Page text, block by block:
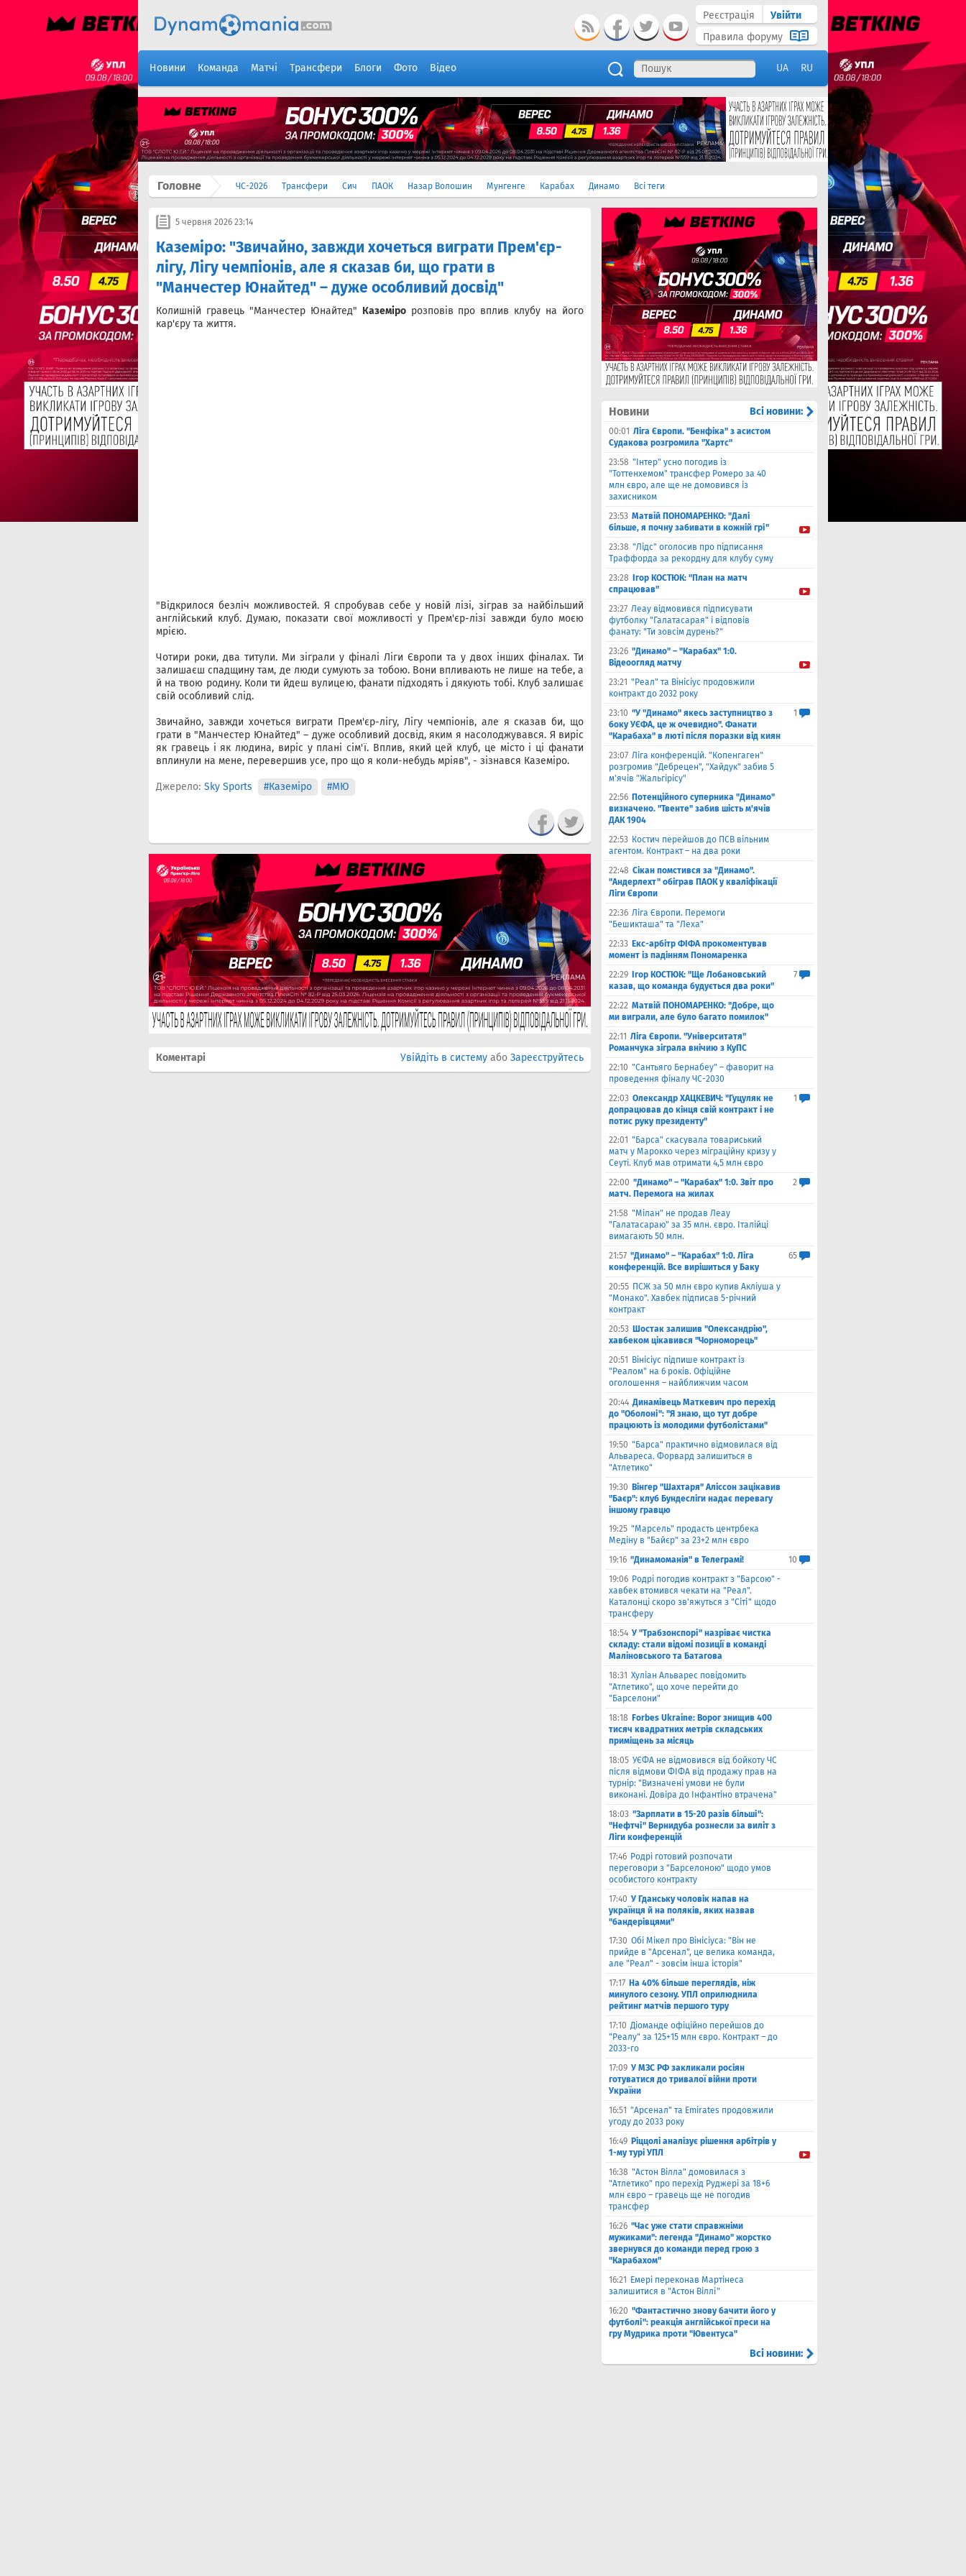
Реєстрація
Увійти
Правила форуму
Новини Команда Матчі Трансфери Блоги Фото Відео UA RU
Головне ЧС-2026 Трансфери Сич ПАОК Назар Волошин Мунгенге Карабах Динамо Всі теги
5 червня 2026 23:14
Каземіро: "Звичайно, завжди хочеться виграти Прем'єр-
лігу, Лігу чемпіонів, але я сказав би, що грати в
"Манчестер Юнайтед" – дуже особливий досвід"
Колишній гравець "Манчестер Юнайтед" Каземіророзповів про вплив клубу на його
кар'єру та життя.
"Відкрилося безліч можливостей. Я спробував себе у новій лізі, зіграв за найбільший
англійський клуб. Думаю, показати свої можливості у Прем'єр-лізі завжди було моєю
мрією.
Чотири роки, два титули. Ми зіграли у фіналі Ліги Європи та у двох інших фіналах. Ти
залишаєш спадщину там, де люди сумують за тобою. Вони впливають не лише на тебе, а
й на твою родину. Коли ти йдеш вулицею, фанати підходять і дякують тобі. Клуб залишає
свій особливий слід.
Звичайно, завжди хочеться виграти Прем'єр-лігу, Лігу чемпіонів, але я сказав би, що
грати в "Манчестер Юнайтед" – дуже особливий досвід, яким я насолоджувався. Я виріс
як гравець і як людина, виріс у плані сім'ї. Вплив, який цей клуб, це місто і ці фанати
вплинули на мене, перевершив усе, про що я коли-небудь мріяв", - зізнався Каземіро.
Джерело: Sky Sports #Каземіро #МЮ
Коментарі Увійдіть в систему або Зареєструйтесь
Новини Всі новини:
00:01 Ліга Європи. "Бенфіка" з асистом
Судакова розгромила "Хартс"
23:58 "Інтер" усно погодив із
"Тоттенхемом" трансфер Ромеро за 40
млн євро, але ще не домовився із
захисником
23:53 Матвiй ПОНОМАРЕНКО: "Далі
більше, я почну забивати в кожній грі"
23:38 "Лідс" оголосив про підписання
Траффорда за рекордну для клубу суму
23:28
Ігор КОСТЮК: "План на матч
спрацював"
23:27 Леау відмовився підписувати
футболку "Галатасарая" і відповів
фанату: "Ти зовсім дурень?"
23:26 "Динамо" – "Карабах" 1:0.
Відеоогляд матчу
23:21 "Реал" та Вінісіус продовжили
контракт до 2032 року
23:10 "У "Динамо" якесь заступництво з
боку УЄФА, це ж очевидно". Фанати
"Карабаха" в люті після поразки від киян
1
23:07 Ліга конференцій. "Копенгаген"
розгромив "Дебрецен", "Хайдук" забив 5
м'ячів "Жальгірісу"
22:56 Потенційного суперника "Динамо"
визначено. "Твенте" забив шість м'ячів
ДАК 1904
22:53 Костич перейшов до ПСВ вільним
агентом. Контракт – на два роки
22:48 Сікан помстився за "Динамо".
"Андерлехт" обіграв ПАОК у кваліфікації
Ліги Європи
22:36 Ліга Європи. Перемоги
"Бешикташа" та "Леха"
22:33 Екс-арбітр ФІФА прокоментував
момент із падінням Пономаренка
22:29
Ігор КОСТЮК: "Ще Лобановський
казав, що команда будується два роки"
7
22:22 Матвій ПОНОМАРЕНКО: "Добре, що
ми виграли, але було багато помилок"
22:11 Ліга Європи. "Університатя"
Романчука зіграла внічию з КуПС
22:10 "Сантьяго Бернабеу" – фаворит на
проведення фіналу ЧС-2030
22:03 Олександр ХАЦКЕВИЧ: "Гуцуляк не
допрацював до кінця свій контракт і не
потис руку президенту"
1
22:01 "Барса" скасувала товариський
матч у Марокко через міграційну кризу у
Сеуті. Клуб мав отримати 4,5 млн євро
22:00 "Динамо" – "Карабах" 1:0. Звіт про
матч. Перемога на жилах
2
21:58 "Мілан" не продав Леау
"Галатасараю" за 35 млн. євро. Італійці
вимагають 50 млн.
21:57 "Динамо" – "Карабах" 1:0. Ліга
конференцій. Все вирішиться у Баку
65
20:55 ПСЖ за 50 млн євро купив Акліуша у
"Монако". Хавбек підписав 5-річний
контракт
20:53 Шостак залишив "Олександрію",
хавбеком цікавився "Чорноморець"
20:51
Вінісіус підпише контракт із
"Реалом" на 6 років. Офіційне
оголошення – найближчим часом
20:44 Динамівець Маткевич про перехід
до "Оболоні": "Я знаю, що тут добре
працюють із молодими футболістами"
19:50 "Барса" практично відмовилася від
Альвареса. Форвард залишиться в
"Атлетико"
19:30 Вінгер "Шахтаря" Аліссон зацікавив
"Баєр": клуб Бундесліги надає перевагу
іншому гравцю
19:25 "Марсель" продасть центрбека
Медіну в "Байєр" за 23+2 млн євро
19:16 "Динамоманія" в Телеграмі!
10
19:06 Родрі погодив контракт з "Барсою" -
хавбек втомився чекати на "Реал".
Каталонці скоро зв'яжуться з "Сіті" щодо
трансферу
18:54 У "Трабзонспорі" назріває чистка
складу: стали відомі позиції в команді
Малiновського та Батагова
18:31 Хуліан Альварес повідомить
"Атлетико", що хоче перейти до
"Барселони"
18:18 Forbes Ukraine: Ворог знищив 400
тисяч квадратних метрів складських
приміщень за місяць
18:05 УЄФА не відмовився від бойкоту ЧС
після відмови ФІФА від продажу прав на
турнір: "Визначені умови не були
виконані. Довіра до Інфантіно втрачена"
18:03 "Зарплати в 15-20 разів більші":
"Нефтчі" Вернидуба рознесли за виліт з
Ліги конференцій
17:46 Родрі готовий розпочати
переговори з "Барселоною" щодо умов
особистого контракту
17:40 У Гданську чоловік напав на
українця й на поляків, яких назвав
"бандерівцями"
17:30 Обі Мікел про Вінісіуса: "Він не
прийде в "Арсенал", це велика команда,
але "Реал" - зовсім інша історія"
17:17 На 40% більше переглядів, ніж
минулого сезону. УПЛ оприлюднила
рейтинг матчів першого туру
17:10 Діоманде офіційно перейшов до
"Реалу" за 125+15 млн євро. Контракт – до
2033-го
17:09 У МЗС РФ закликали росіян
готуватися до тривалої війни проти
України
16:51 "Арсенал" та Emirates продовжили
угоду до 2033 року
16:49 Ріццолі аналізує рішення арбітрів у
1-му турі УПЛ
16:38 "Астон Вілла" домовилася з
"Атлетико" про перехід Руджері за 18+6
млн євро – гравець ще не погодив
трансфер
16:26 "Час уже стати справжніми
мужиками": легенда "Динамо" жорстко
звернувся до команди перед грою з
"Карабахом"
16:21
Емері переконав Мартінеса
залишитися в "Астон Віллі"
16:20 "Фантастично знову бачити його у
футболі": реакція англійської преси на
гру Мудрика проти "Ювентуса"
Всі новини: